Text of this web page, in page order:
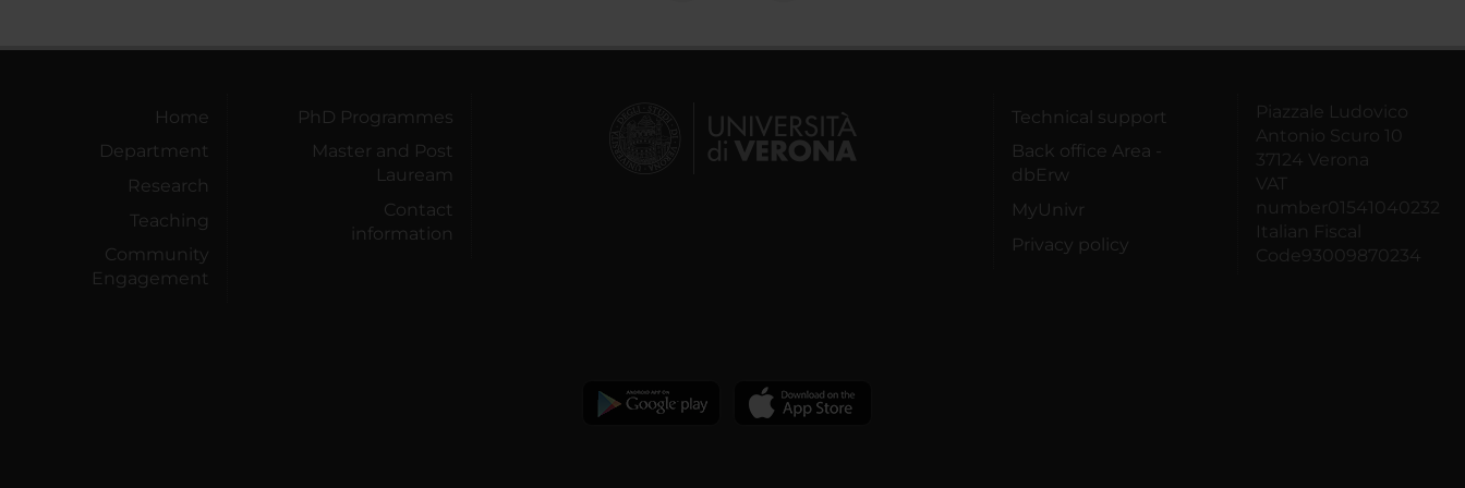
Home
Department
Research
Teaching
Community
Engagement
PhD Programmes
Master and Post
Lauream
Contact
information
Technical support
Back office Area -
dbErw
MyUnivr
Privacy policy
Piazzale Ludovico
Antonio Scuro 10
37124 Verona
VAT
number01541040232
Italian Fiscal
Code93009870234